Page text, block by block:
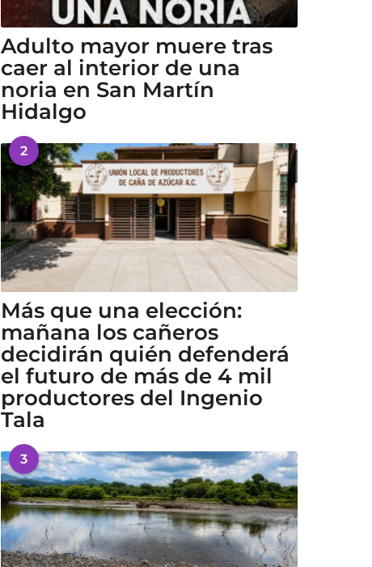
Adulto mayor muere tras
caer al interior de una
noria en San Martín
Hidalgo
2
Más que una elección:
mañana los cañeros
decidirán quién defenderá
el futuro de más de 4 mil
productores del Ingenio
Tala
3